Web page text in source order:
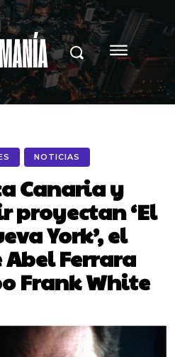
NOTICIAS
Canaria y
proyectan ‘El
York’, el
Ferrara
Frank White